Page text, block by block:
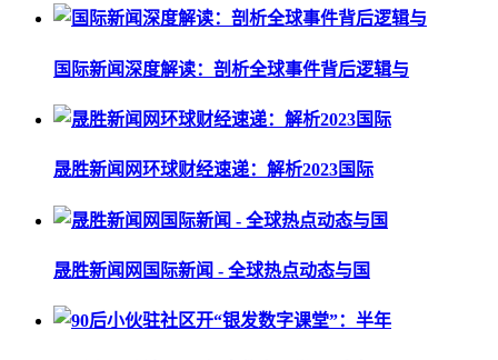
国际新闻深度解读：剖析全球事件背后逻辑与
晟胜新闻网环球财经速递：解析2023国际
晟胜新闻网国际新闻 - 全球热点动态与国